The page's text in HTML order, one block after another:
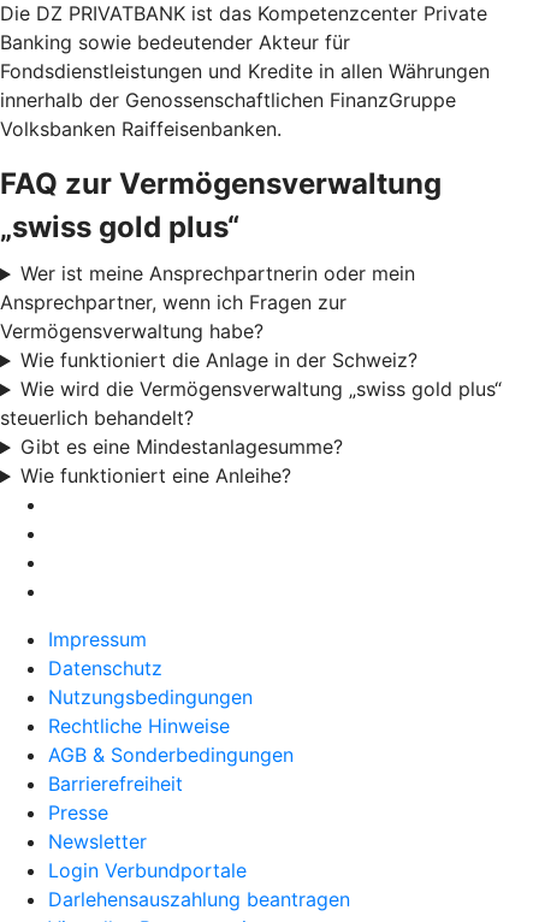
Die DZ PRIVATBANK ist das Kompetenzcenter Private
Banking sowie bedeutender Akteur für
Fondsdienstleistungen und Kredite in allen Währungen
innerhalb der Genossenschaftlichen FinanzGruppe
Volksbanken Raiffeisenbanken.
FAQ zur Vermögensverwaltung
„swiss gold plus“
Wer ist meine Ansprechpartnerin oder mein
Ansprechpartner, wenn ich Fragen zur
Vermögensverwaltung habe?
Wie funktioniert die Anlage in der Schweiz?
Wie wird die Vermögensverwaltung „swiss gold plus“
steuerlich behandelt?
Gibt es eine Mindestanlagesumme?
Wie funktioniert eine Anleihe?
Impressum
Datenschutz
Nutzungsbedingungen
Rechtliche Hinweise
AGB & Sonderbedingungen
Barrierefreiheit
Presse
Newsletter
Login Verbundportale
Darlehensauszahlung beantragen